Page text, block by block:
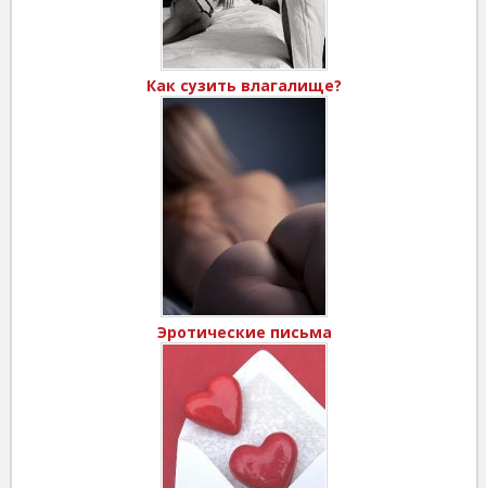
Как сузить влагалище?
Эротические письма